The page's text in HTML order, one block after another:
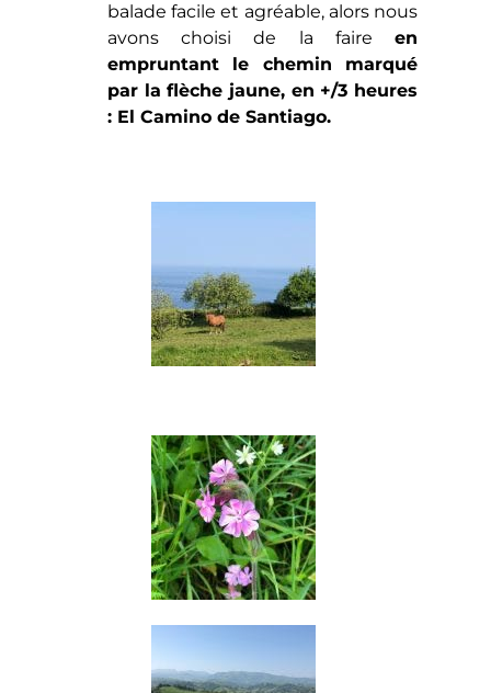
balade facile et agréable, alors nous
avons choisi de la faireen
empruntant le chemin marqué
par la flèche jaune, en +/3 heures
: El Camino de Santiago.